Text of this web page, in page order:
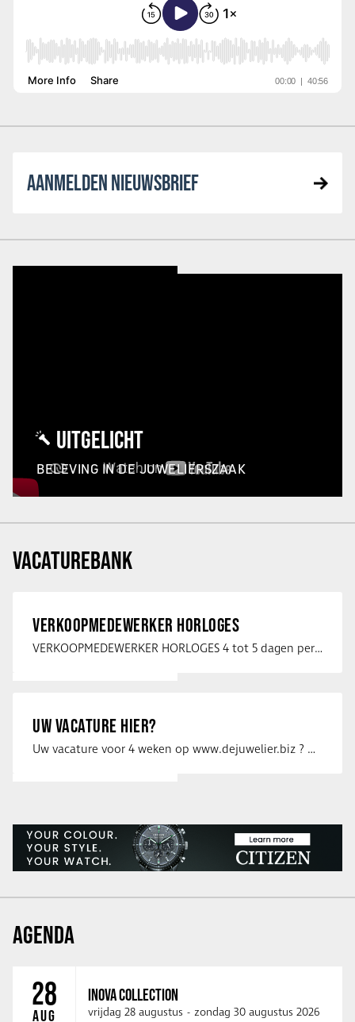
AANMELDEN NIEUWSBRIEF
UITGELICHT
BELEVING IN DE JUWELIERSZAAK
VACATUREBANK
VERKOOPMEDEWERKER HORLOGES
VERKOOPMEDEWERKER HORLOGES 4 tot 5 dagen per week Heb jij een passie voor …
UW VACATURE HIER?
Uw vacature voor 4 weken op www.dejuwelier.biz ? Neem dan contact op met …
AGENDA
28
AUG
INOVA COLLECTION
vrijdag 28 augustus - zondag 30 augustus 2026